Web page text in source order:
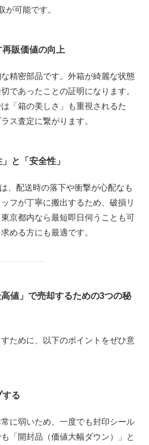
が可能です。
再販価値の向上
精密部品です。外箱が綺麗な状態
であったことの証明になります。
「箱の美しさ」も重視されるた
ス査定に繋がります。
と「安全性」
、配送時の落下や衝撃が心配なも
フが丁寧に搬出するため、破損リ
京都内なら最短即日伺うことも可
める方にも最適です。
値」で売却するための3つの秘
ために、以下のポイントをぜひ意
る
に弱いため、一度でも封印シール
「開封品（価値大幅ダウン）」と